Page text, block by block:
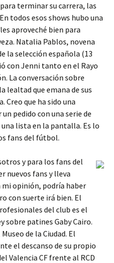
terminar su carrera, las
todos esos shows hubo una
aproveché bien para
Natalia Pablos, novena
la selección española (13
con Jenni tanto en el Rayo
La conversación sobre
que emana de sus
Creo que ha sido una
pedido con una serie de
lista en la pantalla. Es lo
fans del fútbol.
y para los fans del
nuevos fans y lleva
opinión, podría haber
con suerte irá bien. El
del club es el
sobre patines Gaby Cairo.
de la Ciudad. El
el descanso de su propio
Valencia CF frente al RCD